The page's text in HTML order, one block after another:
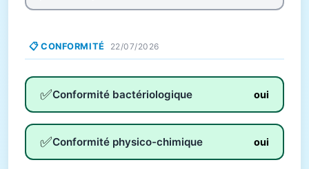
📋 CONFORMITÉ 22/07/2026
✅Conformité bactériologique oui
✅Conformité physico-chimique oui